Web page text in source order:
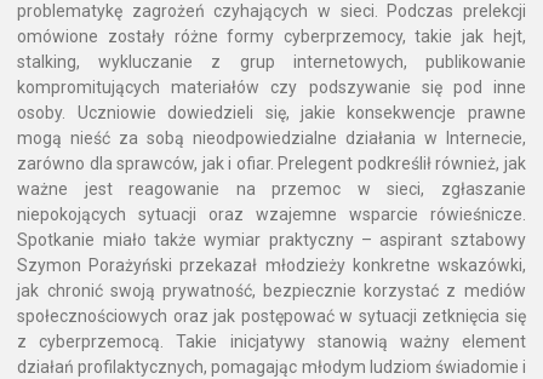
problematykę zagrożeń czyhających w sieci. Podczas prelekcji
omówione zostały różne formy cyberprzemocy, takie jak hejt,
stalking, wykluczanie z grup internetowych, publikowanie
kompromitujących materiałów czy podszywanie się pod inne
osoby. Uczniowie dowiedzieli się, jakie konsekwencje prawne
mogą nieść za sobą nieodpowiedzialne działania w Internecie,
zarówno dla sprawców, jak i ofiar. Prelegent podkreślił również, jak
ważne jest reagowanie na przemoc w sieci, zgłaszanie
niepokojących sytuacji oraz wzajemne wsparcie rówieśnicze.
Spotkanie miało także wymiar praktyczny – aspirant sztabowy
Szymon Porażyński przekazał młodzieży konkretne wskazówki,
jak chronić swoją prywatność, bezpiecznie korzystać z mediów
społecznościowych oraz jak postępować w sytuacji zetknięcia się
z cyberprzemocą. Takie inicjatywy stanowią ważny element
działań profilaktycznych, pomagając młodym ludziom świadomie i